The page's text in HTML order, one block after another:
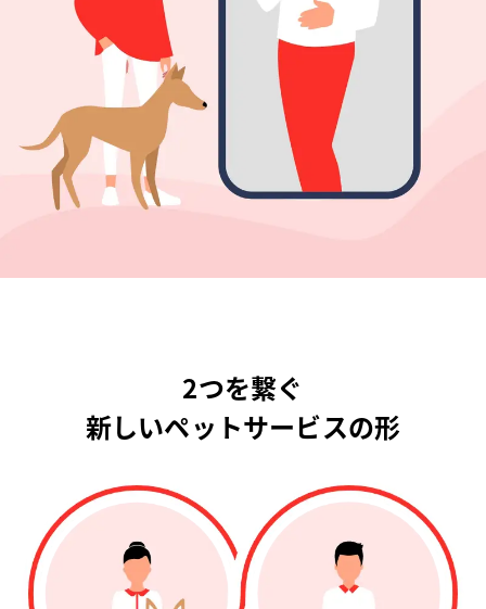
2つを繋ぐ
新しいペットサービスの形